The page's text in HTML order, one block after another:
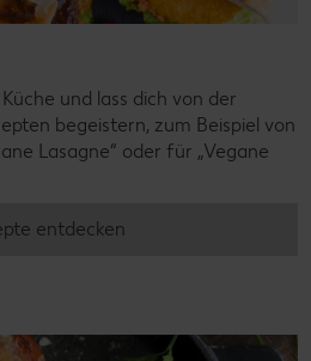
und lass dich von der
begeistern, zum Beispiel von
Lasagne“ oder für „Vegane
entdecken